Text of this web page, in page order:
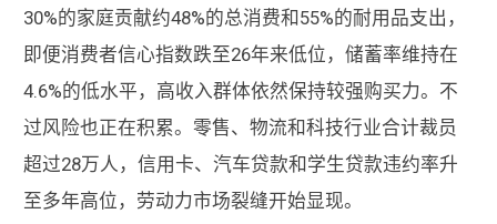
30%的家庭贡献约48%的总消费和55%的耐用品支出，
即便消费者信心指数跌至26年来低位，储蓄率维持在
4.6%的低水平，高收入群体依然保持较强购买力。不
过风险也正在积累。零售、物流和科技行业合计裁员
超过28万人，信用卡、汽车贷款和学生贷款违约率升
至多年高位，劳动力市场裂缝开始显现。